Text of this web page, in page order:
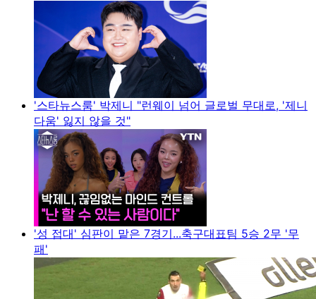
'스타뉴스룸' 박제니 "런웨이 넘어 글로벌 무대로, '제니
다움' 잃지 않을 것"
'성 접대' 심판이 맡은 7경기...축구대표팀 5승 2무 '무
패'